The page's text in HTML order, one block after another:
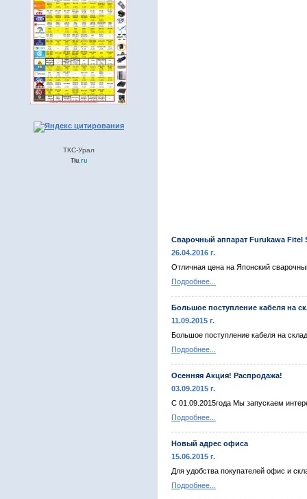
ТКС-Урал
Tiu.ru
Сварочный аппарат Furukawa Fitel
26.04.2016 г.
Отличная цена на Японский
Подробнее...
Большое поступление кабеля на
11.09.2015 г.
Большое поступление кабеля на
Подробнее...
Осенняя Акция! Распродажа!
03.09.2015 г.
С 01.09.2015года Мы запускаем
Подробнее...
Новый адрес офиса
15.06.2015 г.
Для удобства покупателей офис и
Подробнее...